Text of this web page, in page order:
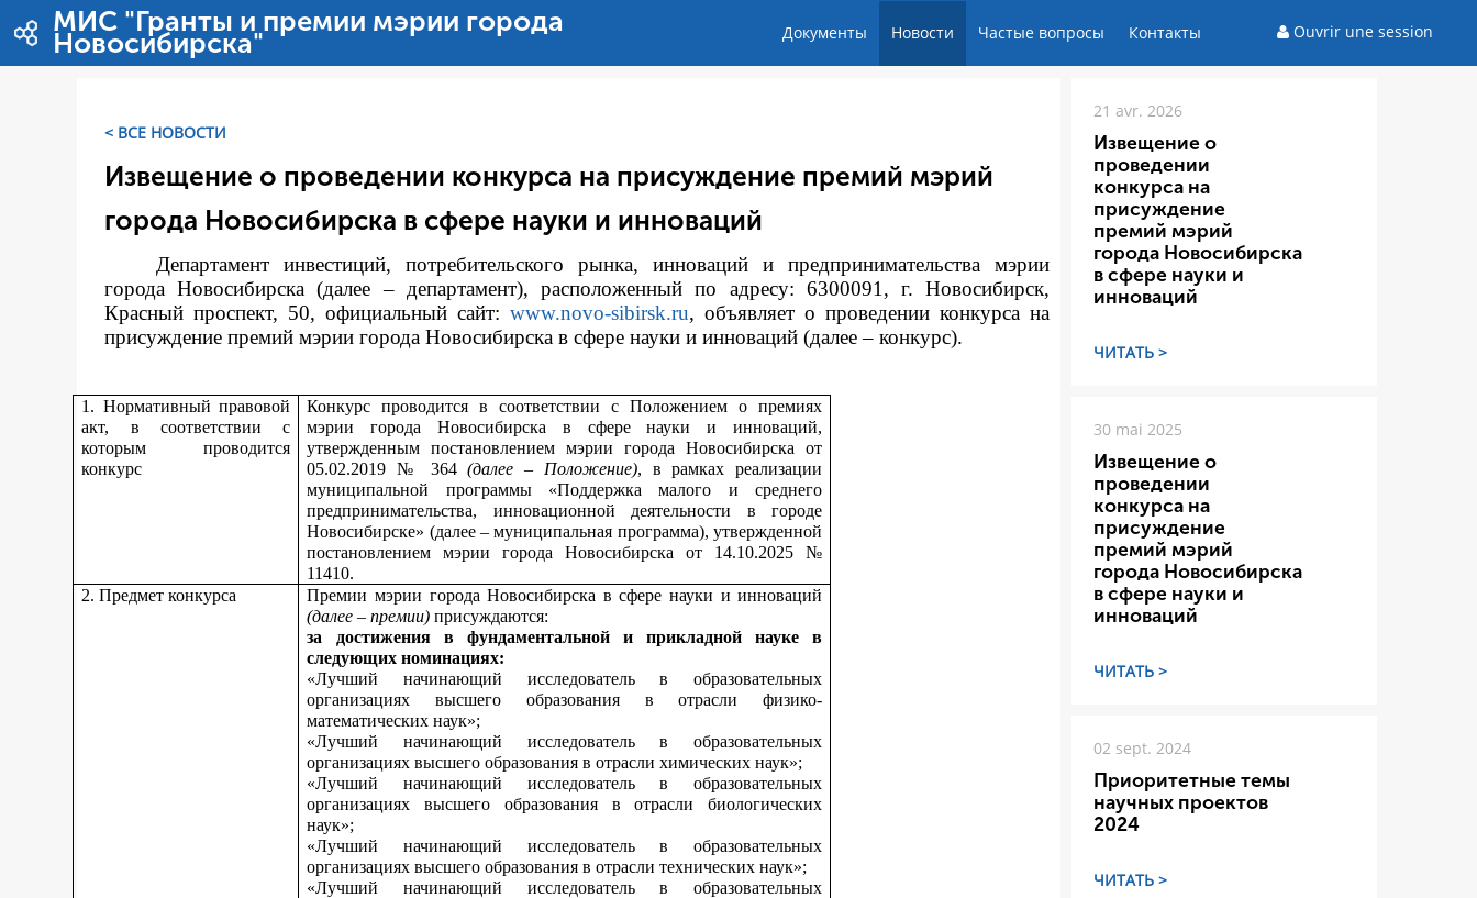
Saut au contenu
МИС "Гранты и премии мэрии города
Новосибирска" Документы Новости Частые вопросы Контакты Ouvrir une session
< ВСЕ НОВОСТИ
Извещение о проведении конкурса на присуждение премий мэрий
города Новосибирска в сфере науки и инноваций
Департамент инвестиций, потребительского рынка, инноваций и предпринимательства мэрии
города Новосибирска (далее – департамент), расположенный по адресу: 6300091, г. Новосибирск,
Красный проспект, 50, официальный сайт:www.novo-sibirsk.ru, объявляет о проведении конкурса на
присуждение премий мэрии города Новосибирска в сфере науки и инноваций (далее – конкурс).
1. Нормативный правовой
акт, в соответствии с
которым проводится
конкурс
Конкурс проводится в соответствии сПоложением о премиях
мэрии города Новосибирска в сфере науки и инноваций,
утвержденным постановлением мэрии города Новосибирска от
05.02.2019 № 364(далее – Положение), в рамках реализации
муниципальной программы «Поддержка малого и среднего
предпринимательства, инновационной деятельности в городе
Новосибирске» (далее – муниципальная программа), утвержденной
постановлением мэрии города Новосибирска от 14.10.2025 №
11410.
2. Предмет конкурса
Премии мэрии города Новосибирска в сфере науки и инноваций
(далее – премии) присуждаются:
за достижения в фундаментальной и прикладной наукев
следующих номинациях:
«Лучший начинающий исследователь в образовательных
организациях высшего образования в отрасли физико-
математических наук»;
«Лучший начинающий исследователь в образовательных
организациях высшего образования в отрасли химических наук»;
«Лучший начинающий исследователь в образовательных
организациях высшего образования в отрасли биологических
наук»;
«Лучший начинающий исследователь в образовательных
организациях высшего образования в отрасли технических наук»;
«Лучший начинающий исследователь в образовательных
21 avr. 2026
Извещение о
проведении
конкурса на
присуждение
премий мэрий
города Новосибирска
в сфере науки и
инноваций
ЧИТАТЬ >
30 mai 2025
Извещение о
проведении
конкурса на
присуждение
премий мэрий
города Новосибирска
в сфере науки и
инноваций
ЧИТАТЬ >
02 sept. 2024
Приоритетные темы
научных проектов
2024
ЧИТАТЬ >